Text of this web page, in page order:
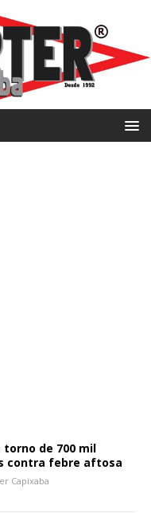
torno de 700 mil
contra febre aftosa
Capixaba